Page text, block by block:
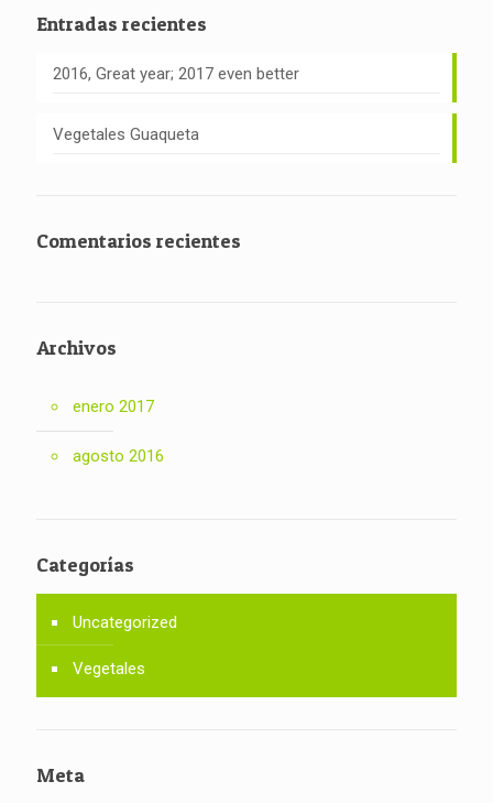
Entradas recientes
2016, Great year; 2017 even better
Vegetales Guaqueta
Comentarios recientes
Archivos
enero 2017
agosto 2016
Categorías
Uncategorized
Vegetales
Meta